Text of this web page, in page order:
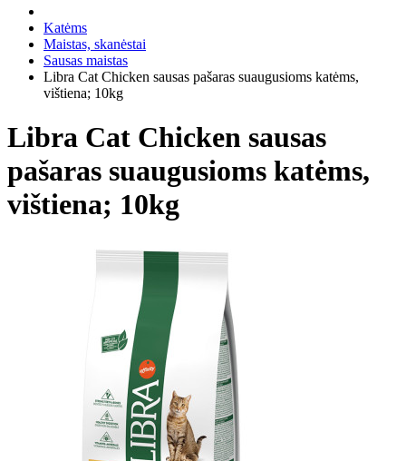
Katėms
Maistas, skanėstai
Sausas maistas
Libra Cat Chicken sausas pašaras suaugusioms katėms,
vištiena; 10kg
Libra Cat Chicken sausas
pašaras suaugusioms katėms,
vištiena; 10kg